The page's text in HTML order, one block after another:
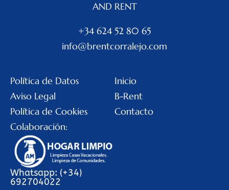
AND RENT
+34 624 52 80 65
info@brentcorralejo.com
Política de Datos
Aviso Legal
Política de Cookies
Inicio
B-Rent
Contacto
Colaboración:
Whatsapp: (+34)
692704022